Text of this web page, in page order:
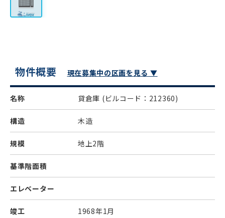
物件概要 現在募集中の区画を見る ▼
名称 貸倉庫 (ビルコード：212360)
構造 木造
規模 地上2階
基準階面積
エレベーター
竣工 1968年1月